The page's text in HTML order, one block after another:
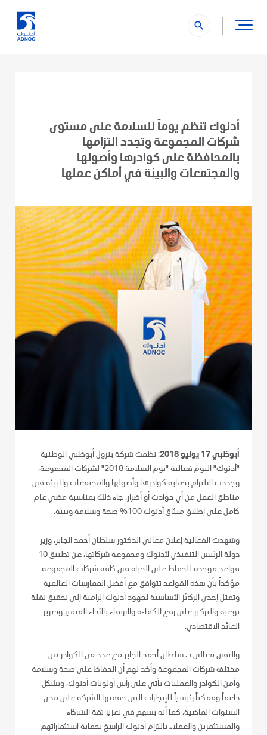
search
أدنوك تنظم يوماً للسلامة على مستوى
شركات المجموعة وتجدد التزامها
بالمحافظة على كوادرها وأصولها
والمجتمعات والبيئة في أماكن عملها
أبوظبي 17 يوليو 2018
: نظمت شركة بترول أبوظبي الوطنية
"أدنوك" اليوم فعالية "يوم السلامة 2018" لشركات المجموعة،
وجددت الالتزام بحماية كوادرها وأصولها والمجتمعات والبيئة في
مناطق العمل من أي حوادث أو أضرار. جاء ذلك بمناسبة مضي عام
كامل على إطلاق ميثاق أدنوك 100% صحة وسلامة وبيئة.
وشهدت الفعالية إعلان معالي الدكتور سلطان أحمد الجابر، وزير
دولة الرئيس التنفيذي لأدنوك ومجموعة شركاتها، عن تطبيق 10
قواعد موحدة للحفاظ على الحياة في كافة شركات المجموعة،
مؤكداً بأن هذه القواعد تتوافق مع أفضل الممارسات العالمية
وتمثل إحدى الركائز الأساسية لجهود أدنوك الرامية إلى تحقيق نقلة
نوعية والتركيز على رفع الكفاءة والارتقاء بالأداء المتميز وتعزيز
العائد الاقتصادي.
والتقى معالي د. سلطان أحمد الجابر مع عدد من الكوادر من
مختلف شركات المجموعة وأكد لهم أن الحفاظ على صحة وسلامة
وأمن الكوادر والعمليات يأتي على رأس أولويات أدنوك، ويشكل
داعماً وممكناً رئيسياً للإنجازات التي حققتها الشركة على مدى
السنوات الماضية، كما أنه يسهم في تعزيز ثقة الشركاء
والمستثمرين والعملاء بالتزام أدنوك الراسخ بحماية استثماراتهم